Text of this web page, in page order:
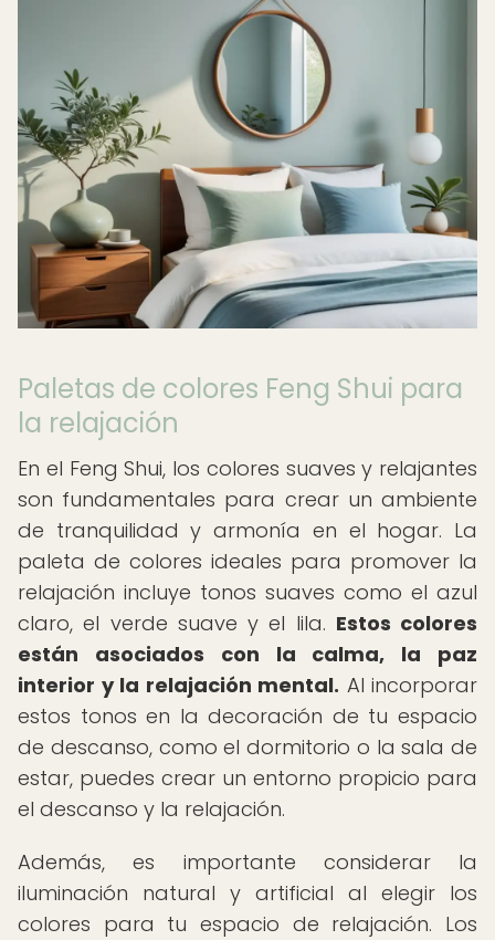
Paletas de colores Feng Shui para
la relajación
En el Feng Shui, los colores suaves y relajantes
son fundamentales para crear un ambiente
de tranquilidad y armonía en el hogar. La
paleta de colores ideales para promover la
relajación incluye tonos suaves como el azul
claro, el verde suave y el lila. Estos colores
están asociados con la calma, la paz
interior y la relajación mental. Al incorporar
estos tonos en la decoración de tu espacio
de descanso, como el dormitorio o la sala de
estar, puedes crear un entorno propicio para
el descanso y la relajación.
Además, es importante considerar la
iluminación natural y artificial al elegir los
colores para tu espacio de relajación. Los